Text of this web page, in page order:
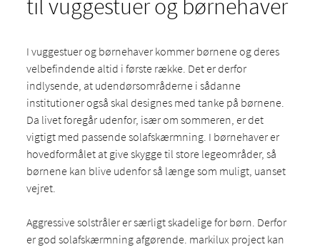
til vuggestuer og børnehaver
I vuggestuer og børnehaver kommer børnene og deres
velbefindende altid i første række. Det er derfor
indlysende, at udendørsområderne i sådanne
institutioner også skal designes med tanke på børnene.
Da livet foregår udenfor, især om sommeren, er det
vigtigt med passende solafskærmning. I børnehaver er
hovedformålet at give skygge til store legeområder, så
børnene kan blive udenfor så længe som muligt, uanset
vejret.
Aggressive solstråler er særligt skadelige for børn. Derfor
er god solafskærmning afgørende. markilux project kan